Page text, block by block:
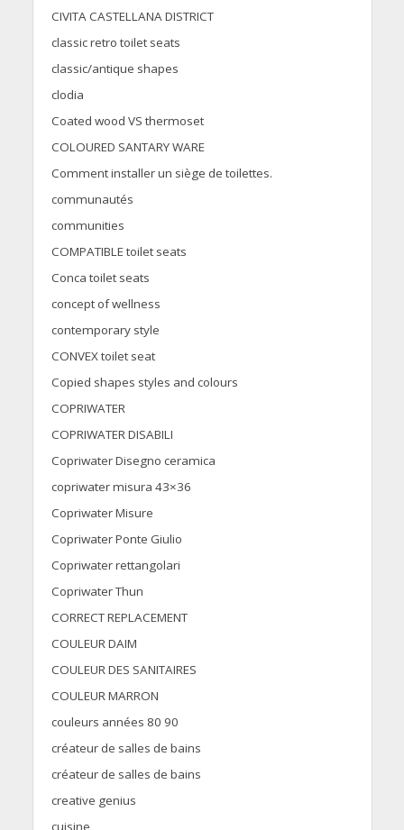
CIVITA CASTELLANA DISTRICT
classic retro toilet seats
classic/antique shapes
clodia
Coated wood VS thermoset
COLOURED SANTARY WARE
Comment installer un siège de toilettes.
communautés
communities
COMPATIBLE toilet seats
Conca toilet seats
concept of wellness
contemporary style
CONVEX toilet seat
Copied shapes styles and colours
COPRIWATER
COPRIWATER DISABILI
Copriwater Disegno ceramica
copriwater misura 43×36
Copriwater Misure
Copriwater Ponte Giulio
Copriwater rettangolari
Copriwater Thun
CORRECT REPLACEMENT
COULEUR DAIM
COULEUR DES SANITAIRES
COULEUR MARRON
couleurs années 80 90
créateur de salles de bains
créateur de salles de bains
creative genius
cuisine